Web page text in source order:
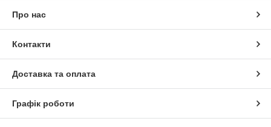
Про нас
Контакти
Доставка та оплата
Графік роботи